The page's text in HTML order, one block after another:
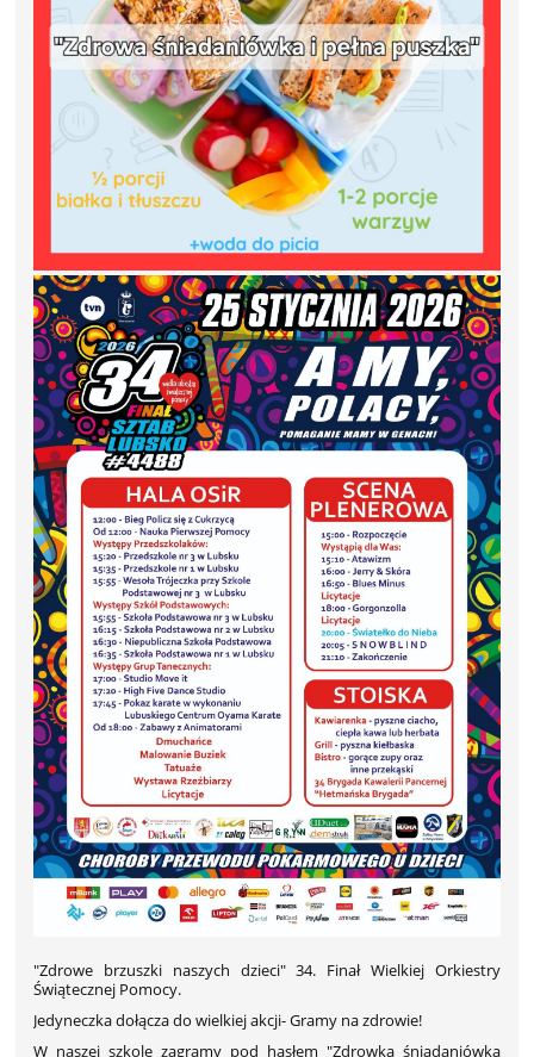
"Zdrowe brzuszki naszych dzieci" 34. Finał Wielkiej Orkiestry
Świątecznej Pomocy.
Jedyneczka dołącza do wielkiej akcji- Gramy na zdrowie!
W naszej szkole zagramy pod hasłem "Zdrowka śniadaniówka